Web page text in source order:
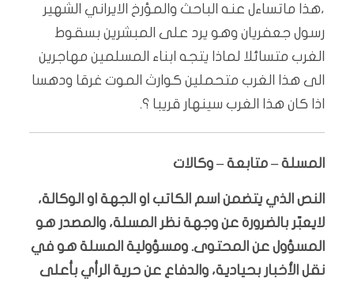
،هذا ماتساءل عنه الباحث والمؤرخ الايراني الشهير
رسول جعفريان وهو يرد على المبشرين بسقوط
الغرب متسائلا لماذا يتجه ابناء المسلمين مهاجرين
الى هذا الغرب متحملين كوارث الموت غرقا ودهسا
اذا كان هذا الغرب سينهار قريبا ؟.
المسلة – متابعة – وكالات
النص الذي يتضمن اسم الكاتب او الجهة او الوكالة،
لايعبّر بالضرورة عن وجهة نظر المسلة، والمصدر هو
المسؤول عن المحتوى. ومسؤولية المسلة هو في
نقل الأخبار بحيادية، والدفاع عن حرية الرأي بأعلى